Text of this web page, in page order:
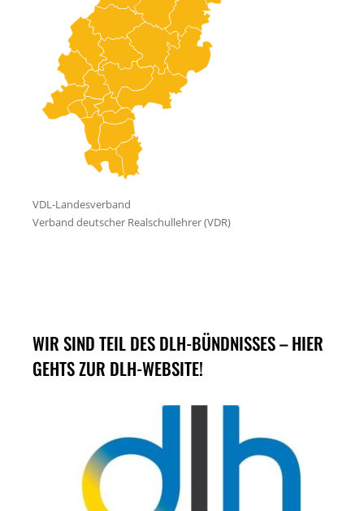
WIR SIND TEIL DES DLH-BÜNDNISSES – HIER
GEHTS ZUR DLH-WEBSITE!